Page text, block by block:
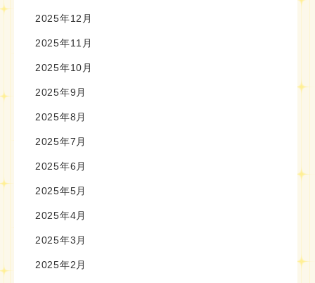
2025年12月
2025年11月
2025年10月
2025年9月
2025年8月
2025年7月
2025年6月
2025年5月
2025年4月
2025年3月
2025年2月